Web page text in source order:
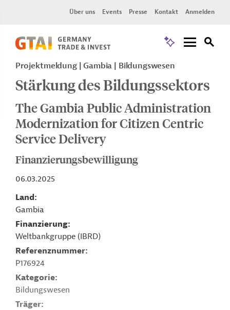
Über uns Events Presse Kontakt Anmelden
Projektmeldung Gambia Bildungswesen
Stärkung des Bildungssektors
The Gambia Public Administration
Modernization for Citizen Centric
Service Delivery
Finanzierungsbewilligung
06.03.2025
Land
Gambia
Finanzierung
Weltbankgruppe (IBRD)
Referenznummer
P176924
Kategorie
Bildungswesen
Träger